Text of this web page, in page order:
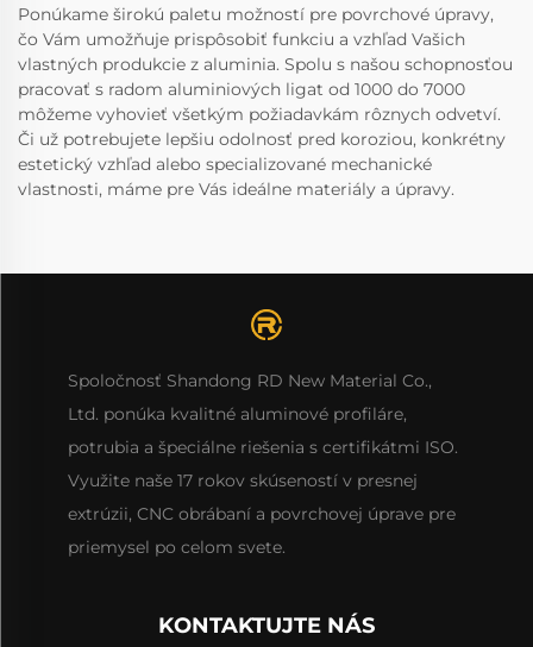
Ponúkame širokú paletu možností pre povrchové úpravy,
čo Vám umožňuje prispôsobiť funkciu a vzhľad Vašich
vlastných produkcie z aluminia. Spolu s našou schopnosťou
pracovať s radom aluminiových ligat od 1000 do 7000
môžeme vyhovieť všetkým požiadavkám rôznych odvetví.
Či už potrebujete lepšiu odolnosť pred koroziou, konkrétny
estetický vzhľad alebo specializované mechanické
vlastnosti, máme pre Vás ideálne materiály a úpravy.
Spoločnosť Shandong RD New Material Co.,
Ltd. ponúka kvalitné aluminové profiláre,
potrubia a špeciálne riešenia s certifikátmi ISO.
Využite naše 17 rokov skúseností v presnej
extrúzii, CNC obrábaní a povrchovej úprave pre
priemysel po celom svete.
KONTAKTUJTE NÁS